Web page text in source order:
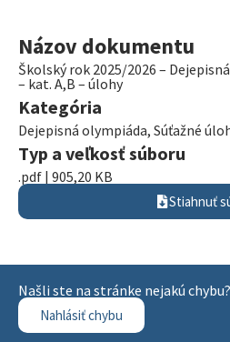
Názov dokumentu
Školský rok 2025/2026 –
– kat. A,B – úlohy
Kategória
Dejepisná olympiáda, Súťažné
Typ a veľkosť súboru
.pdf | 905,20 KB
Stiahnuť
Našli ste na stránke nejakú
Nahlásiť chybu